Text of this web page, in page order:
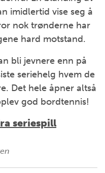
imidlertid vise seg å
nok trønderne har
hard motstand.
bli jevnere enn på
seriehelg hvem de
Det hele åpner altså
god bordtennis!
seriespill